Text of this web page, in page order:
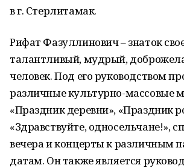
в г. Стерлитамак.
Рифат Фазуллинович – знаток
талантливый, мудрый,
человек. Под его руководством
различные культурно-массовые
«Праздник деревни», «Праздник
«Здравствуйте, односельчане!»,
вечера и концерты к различным
датам. Он также является